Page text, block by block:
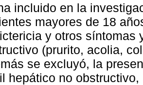
incluido en la
mayores de 18
y otros síntomas
(prurito, acolia,
se excluyó, la
hepático no